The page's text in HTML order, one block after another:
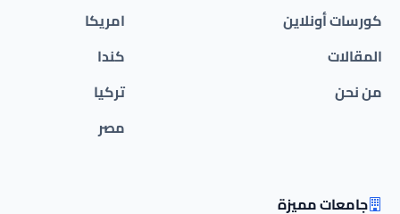
كورسات أونلاين
المقالات
من نحن
امريكا
كندا
تركيا
مصر
جامعات مميزة